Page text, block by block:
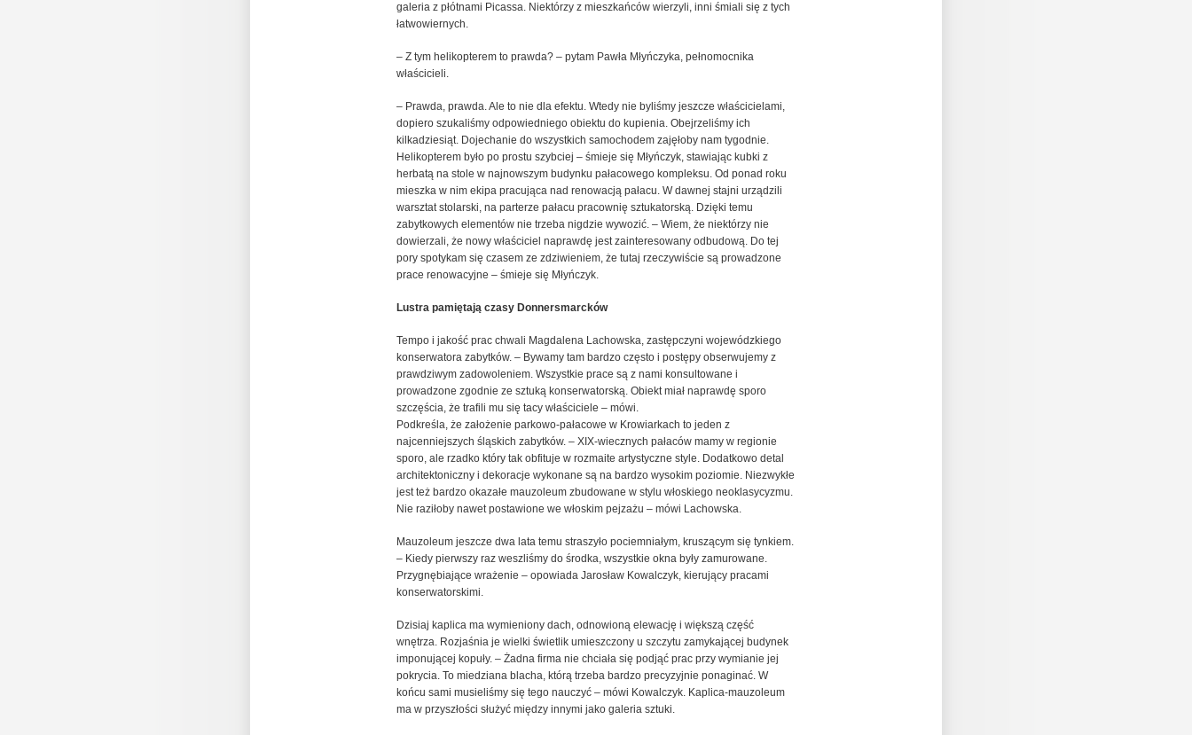
galeria z płótnami Picassa. Niektórzy z mieszkańców wierzyli, inni śmiali się z tych
łatwowiernych.
– Z tym helikopterem to prawda? – pytam Pawła Młyńczyka, pełnomocnika
właścicieli.
– Prawda, prawda. Ale to nie dla efektu. Wtedy nie byliśmy jeszcze właścicielami,
dopiero szukaliśmy odpowiedniego obiektu do kupienia. Obejrzeliśmy ich
kilkadziesiąt. Dojechanie do wszystkich samochodem zajęłoby nam tygodnie.
Helikopterem było po prostu szybciej – śmieje się Młyńczyk, stawiając kubki z
herbatą na stole w najnowszym budynku pałacowego kompleksu. Od ponad roku
mieszka w nim ekipa pracująca nad renowacją pałacu. W dawnej stajni urządzili
warsztat stolarski, na parterze pałacu pracownię sztukatorską. Dzięki temu
zabytkowych elementów nie trzeba nigdzie wywozić. – Wiem, że niektórzy nie
dowierzali, że nowy właściciel naprawdę jest zainteresowany odbudową. Do tej
pory spotykam się czasem ze zdziwieniem, że tutaj rzeczywiście są prowadzone
prace renowacyjne – śmieje się Młyńczyk.
Lustra pamiętają czasy Donnersmarcków
Tempo i jakość prac chwali Magdalena Lachowska, zastępczyni wojewódzkiego
konserwatora zabytków. – Bywamy tam bardzo często i postępy obserwujemy z
prawdziwym zadowoleniem. Wszystkie prace są z nami konsultowane i
prowadzone zgodnie ze sztuką konserwatorską. Obiekt miał naprawdę sporo
szczęścia, że trafili mu się tacy właściciele – mówi.
Podkreśla, że założenie parkowo-pałacowe w Krowiarkach to jeden z
najcenniejszych śląskich zabytków. – XIX-wiecznych pałaców mamy w regionie
sporo, ale rzadko który tak obfituje w rozmaite artystyczne style. Dodatkowo detal
architektoniczny i dekoracje wykonane są na bardzo wysokim poziomie. Niezwykłe
jest też bardzo okazałe mauzoleum zbudowane w stylu włoskiego neoklasycyzmu.
Nie raziłoby nawet postawione we włoskim pejzażu – mówi Lachowska.
Mauzoleum jeszcze dwa lata temu straszyło pociemniałym, kruszącym się tynkiem.
– Kiedy pierwszy raz weszliśmy do środka, wszystkie okna były zamurowane.
Przygnębiające wrażenie – opowiada Jarosław Kowalczyk, kierujący pracami
konserwatorskimi.
Dzisiaj kaplica ma wymieniony dach, odnowioną elewację i większą część
wnętrza. Rozjaśnia je wielki świetlik umieszczony u szczytu zamykającej budynek
imponującej kopuły. – Żadna firma nie chciała się podjąć prac przy wymianie jej
pokrycia. To miedziana blacha, którą trzeba bardzo precyzyjnie ponaginać. W
końcu sami musieliśmy się tego nauczyć – mówi Kowalczyk. Kaplica-mauzoleum
ma w przyszłości służyć między innymi jako galeria sztuki.